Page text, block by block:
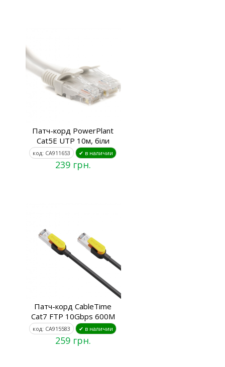
Патч-корд PowerPlant
Cat5E UTP 10м, біли
код: CA911653 ✔ в наличии
239 грн.
Патч-корд CableTime
Cat7 FTP 10Gbps 600M
код: CA915583 ✔ в наличии
259 грн.